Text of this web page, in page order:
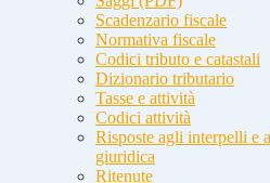
Scadenzario fiscale
Normativa fiscale
Codici tributo e catastali
Dizionario tributario
Tasse e attività
Codici attività
Risposte agli interpelli e
giuridica
Ritenute